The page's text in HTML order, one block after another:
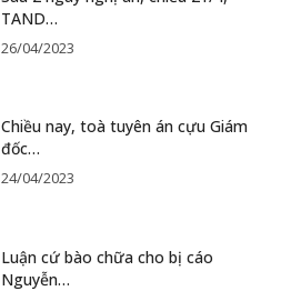
TAND…
26/04/2023
Chiều nay, toà tuyên án cựu Giám
đốc…
24/04/2023
Luận cứ bào chữa cho bị cáo
Nguyễn…